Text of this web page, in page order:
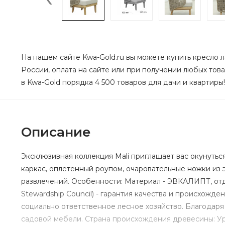
На нашем сайте Kwa-Gold.ru вы можете купить
России, оплата на сайте или при получении любых
в Kwa-Gold порядка 4 500 товаров для дачи и квартиры!
Описание
Эксклюзивная коллекция Mali приглашает вас
каркас, оплетенный роупом, очаровательные ножки
развлечений. Особенности: Материал - ЭВКАЛИПТ,
Stewardship Council) - гарантия качества и
социально ответственное лесное хозяйство.
садовой мебели. Страна происхождения древесины: